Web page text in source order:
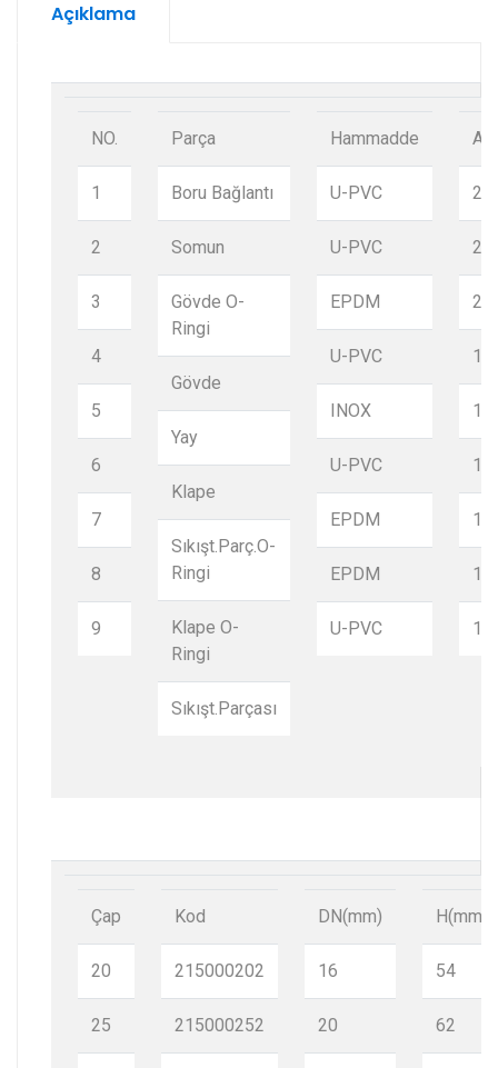
Açıklama
NO.
1
2
3
4
5
6
7
8
9
Parça
Boru Bağlantı
Somun
Gövde O-
Ringi
Gövde
Yay
Klape
Sıkışt.Parç.O-
Ringi
Klape O-
Ringi
Sıkışt.Parçası
Hammadde
U-PVC
U-PVC
EPDM
U-PVC
INOX
U-PVC
EPDM
EPDM
U-PVC
2
2
2
1
1
1
1
1
1
Çap
20
25
Kod
215000202
215000252
DN(mm)
16
20
H(mm)
54
62